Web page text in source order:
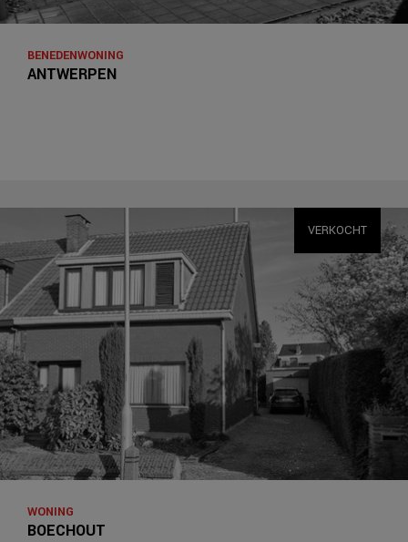
ANTWERPEN
BENEDENWONING
VERKOCHT
BOECHOUT
WONING